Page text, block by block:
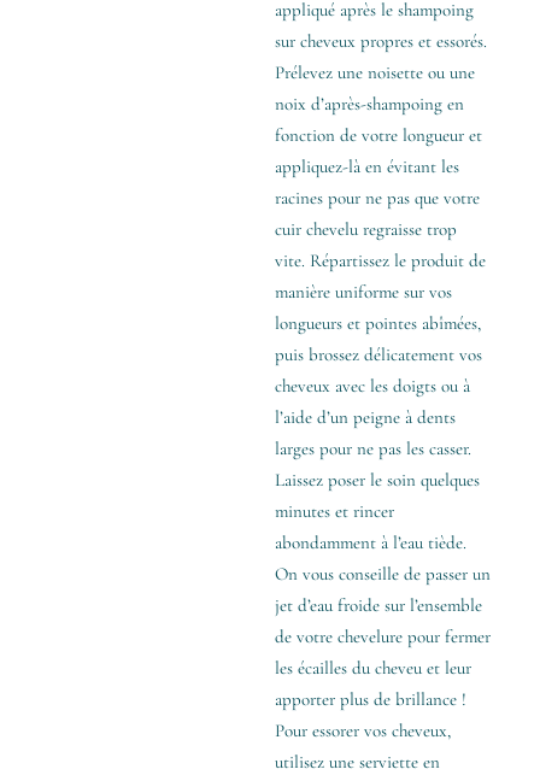
appliqué après le shampoing
sur cheveux propres et essorés.
Prélevez une noisette ou une
noix d’après-shampoing en
fonction de votre longueur et
appliquez-là en évitant les
racines pour ne pas que votre
cuir chevelu regraisse trop
vite. Répartissez le produit de
manière uniforme sur vos
longueurs et pointes abîmées,
puis brossez délicatement vos
cheveux avec les doigts ou à
l’aide d’un peigne à dents
larges pour ne pas les casser.
Laissez poser le soin quelques
minutes et rincer
abondamment à l’eau tiède.
On vous conseille de passer un
jet d’eau froide sur l’ensemble
de votre chevelure pour fermer
les écailles du cheveu et leur
apporter plus de brillance !
Pour essorer vos cheveux,
utilisez une serviette en